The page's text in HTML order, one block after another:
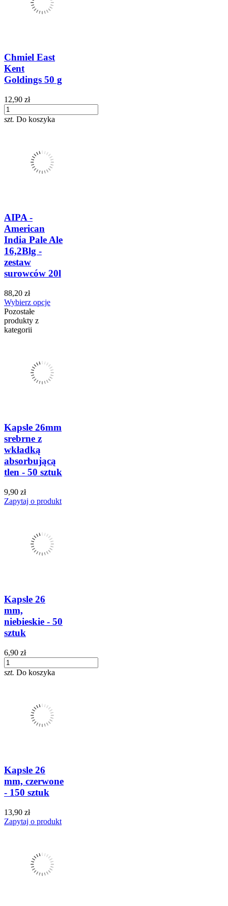
Chmiel East
Kent
Goldings 50 g
12,90 zł
szt. Do koszyka
AIPA -
American
India Pale Ale
16,2Blg -
zestaw
surowców 20l
88,20 zł
Wybierz opcje
Pozostałe
produkty z
kategorii
Kapsle 26mm
srebrne z
wkładką
absorbującą
tlen - 50 sztuk
9,90 zł
Zapytaj o produkt
Kapsle 26
mm,
niebieskie - 50
sztuk
6,90 zł
szt. Do koszyka
Kapsle 26
mm, czerwone
- 150 sztuk
13,90 zł
Zapytaj o produkt